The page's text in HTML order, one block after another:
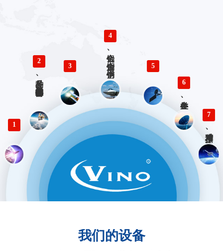
1
2
多品种、小批量精密仪器零部件加工
3
4
铝合金、铜合金、不锈钢、钛合金零件精密加工 5
6
各类生产、检验工装设计与制造
7
精准对接、快速响应 优势服务
我们的设备